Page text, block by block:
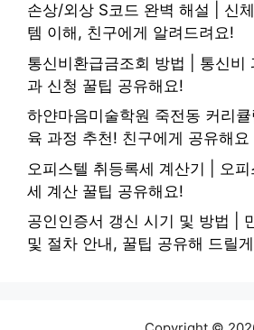
손상/외상 S코드 완벽 해설 | 신
템 이해, 친구에게 알려드려요!
통신비환급금조회 방법 | 통신비
과 신청 꿀팁 공유해요!
하얀마음미술학원 죽전동 커리
육 과정 추천! 친구에게 공유해요
오피스텔 취등록세 계산기 | 오
세 계산 꿀팁 공유해요!
공인인증서 갱신 시기 및 방법 |
및 절차 안내, 꿀팁 공유해 드릴